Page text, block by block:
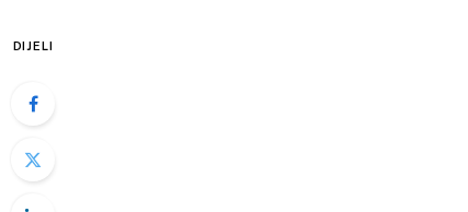
DIJELI